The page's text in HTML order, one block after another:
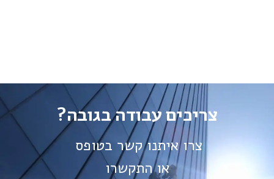
צריכים עבודה בגובה?
צרו איתנו קשר בטופס
או התקשרו